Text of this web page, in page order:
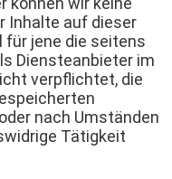
Inhalte auf dieser
für jene die seitens
Diensteanbieter im
verpflichtet, die
nach Umständen
Tätigkeit